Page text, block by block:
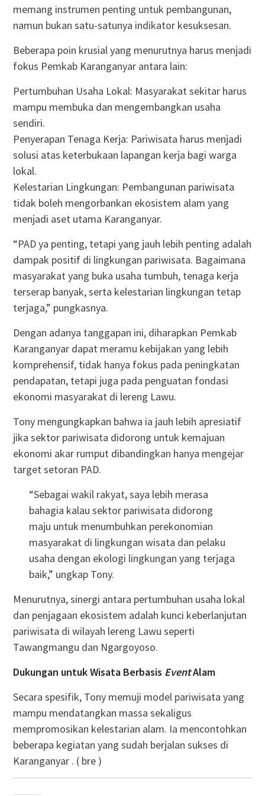
memang instrumen penting untuk pembangunan,
namun bukan satu-satunya indikator kesuksesan.
Beberapa poin krusial yang menurutnya harus menjadi
fokus Pemkab Karanganyar antara lain:
Pertumbuhan Usaha Lokal: Masyarakat sekitar harus
mampu membuka dan mengembangkan usaha
sendiri.
Penyerapan Tenaga Kerja: Pariwisata harus menjadi
solusi atas keterbukaan lapangan kerja bagi warga
lokal.
Kelestarian Lingkungan: Pembangunan pariwisata
tidak boleh mengorbankan ekosistem alam yang
menjadi aset utama Karanganyar.
“PAD ya penting, tetapi yang jauh lebih penting adalah
dampak positif di lingkungan pariwisata. Bagaimana
masyarakat yang buka usaha tumbuh, tenaga kerja
terserap banyak, serta kelestarian lingkungan tetap
terjaga,” pungkasnya.
Dengan adanya tanggapan ini, diharapkan Pemkab
Karanganyar dapat meramu kebijakan yang lebih
komprehensif, tidak hanya fokus pada peningkatan
pendapatan, tetapi juga pada penguatan fondasi
ekonomi masyarakat di lereng Lawu.
Tony mengungkapkan bahwa ia jauh lebih apresiatif
jika sektor pariwisata didorong untuk kemajuan
ekonomi akar rumput dibandingkan hanya mengejar
target setoran PAD.
“Sebagai wakil rakyat, saya lebih merasa
bahagia kalau sektor pariwisata didorong
maju untuk menumbuhkan perekonomian
masyarakat di lingkungan wisata dan pelaku
usaha dengan ekologi lingkungan yang terjaga
baik,” ungkap Tony.
Menurutnya, sinergi antara pertumbuhan usaha lokal
dan penjagaan ekosistem adalah kunci keberlanjutan
pariwisata di wilayah lereng Lawu seperti
Tawangmangu dan Ngargoyoso.
Dukungan untuk Wisata Berbasis EventAlam
Secara spesifik, Tony memuji model pariwisata yang
mampu mendatangkan massa sekaligus
mempromosikan kelestarian alam. Ia mencontohkan
beberapa kegiatan yang sudah berjalan sukses di
Karanganyar . ( bre )